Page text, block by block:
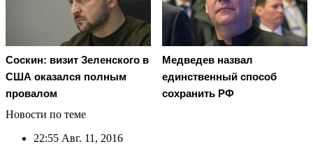
Соскин: визит Зеленского в
США оказался полным
провалом
Медведев назвал
единственный способ
сохранить РФ
Новости по теме
22:55 Авг. 11, 2016